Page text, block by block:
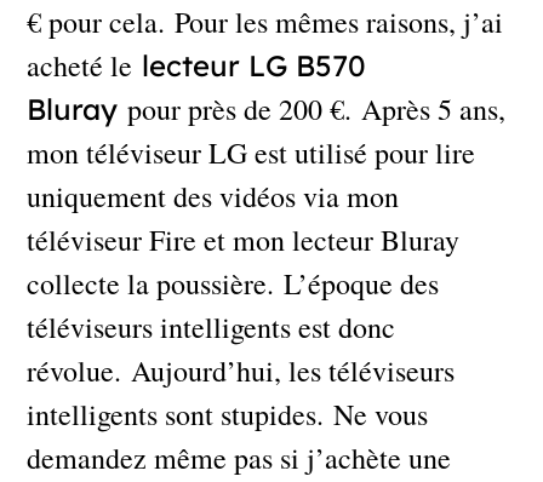
€ pour cela. Pour les mêmes raisons, j’ai
acheté le lecteur LG B570
Bluray pour près de 200 €. Après 5 ans,
mon téléviseur LG est utilisé pour lire
uniquement des vidéos via mon
téléviseur Fire et mon lecteur Bluray
collecte la poussière. L’époque des
téléviseurs intelligents est donc
révolue. Aujourd’hui, les téléviseurs
intelligents sont stupides. Ne vous
demandez même pas si j’achète une